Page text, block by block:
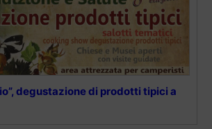
degustazione di prodotti tipici a